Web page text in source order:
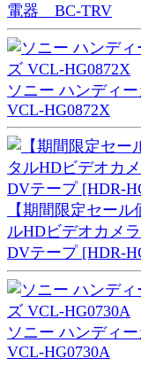
電器 BC-TRV
ソニー ハンディ
VCL-HG0872X
【期間限定セー
ルHDビデオカメ
DVテープ [HDR-
ソニー ハンディ
VCL-HG0730A